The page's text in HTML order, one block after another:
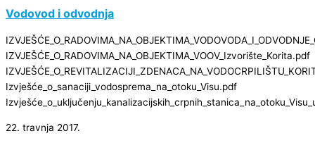
Vodovod i odvodnja
IZVJEŠĆE_O_RADOVIMA_NA_OBJEKTIMA_VOOV_Izvorište_Korita.pdf
Izvješće_o_sanaciji_vodosprema_na_otoku_Visu.pdf
22. travnja 2017.